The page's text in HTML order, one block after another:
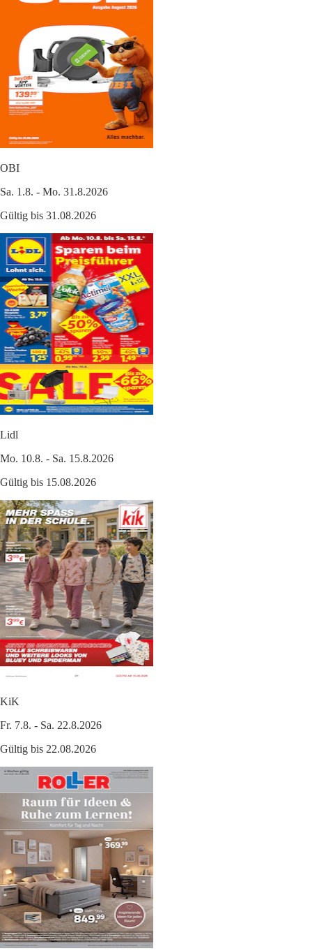
OBI
Sa. 1.8. - Mo. 31.8.2026
Gültig bis 31.08.2026
Lidl
Mo. 10.8. - Sa. 15.8.2026
Gültig bis 15.08.2026
KiK
Fr. 7.8. - Sa. 22.8.2026
Gültig bis 22.08.2026